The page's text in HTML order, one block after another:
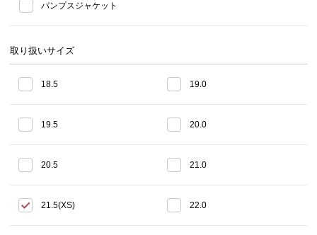
パンプスジャケット
取り扱いサイズ
18.5 19.0
19.5 20.0
20.5 21.0
21.5(XS) 22.0